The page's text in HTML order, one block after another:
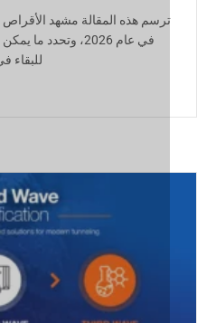
ترسم هذه المقالة مشهد الأقراص
في عام 2026، وتحدد ما
للبقاء في